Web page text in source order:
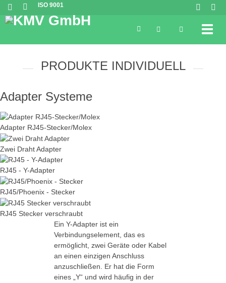
ISO 9001
Aktion im August
Ein Geschenk für Ihre nächste Bestellung wartet auf Sie!Mehr
PRODUKTE INDIVIDUELL
Adapter Systeme
Adapter RJ45-Stecker/Molex
Zwei Draht Adapter
RJ45 - Y-Adapter
RJ45/Phoenix - Stecker
RJ45 Stecker verschraubt
Ein Y-Adapter ist ein
Verbindungselement, das es
ermöglicht, zwei Geräte oder Kabel
an einen einzigen Anschluss
anzuschließen. Er hat die Form
eines „Y“ und wird häufig in der